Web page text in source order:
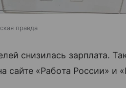
правда
снизилась зарплата.
сайте «Работа России»